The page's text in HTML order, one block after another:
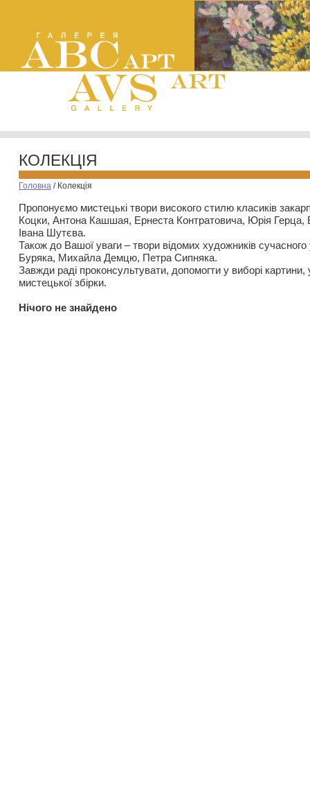
КОЛЕКЦІЯ
Головна / Колекція
Пропонуємо мистецькі твори високого стилю класиків
Коцки, Антона Кашшая, Ернеста Контратовича, Юрія
Івана Шутєва.
Також до Вашої уваги – твори відомих художників
Буряка, Михайла Демцю, Петра Сипняка.
Завжди раді проконсультувати, допомогти у виборі картини,
мистецької збірки.
Нiчого не знайдено